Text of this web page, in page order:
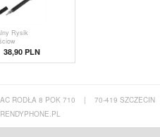
Rysik
38,90 PLN
RODŁA 8 POK 710 |
70-419 SZCZECIN